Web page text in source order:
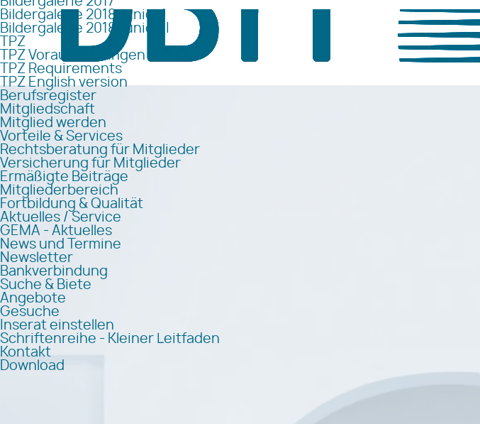
Bildergalerie 2018 Junior I
Bildergalerie 2018 Junior II
TPZ
TPZ Voraussetzungen
TPZ Requirements
TPZ English version
Berufsregister
Mitgliedschaft
Mitglied werden
Vorteile & Services
Rechtsberatung für Mitglieder
Versicherung für Mitglieder
Ermäßigte Beiträge
Mitgliederbereich
Fortbildung & Qualität
Aktuelles / Service
GEMA - Aktuelles
News und Termine
Newsletter
Bankverbindung
Suche & Biete
Angebote
Gesuche
Inserat einstellen
Schriftenreihe - Kleiner Leitfaden
Kontakt
Download